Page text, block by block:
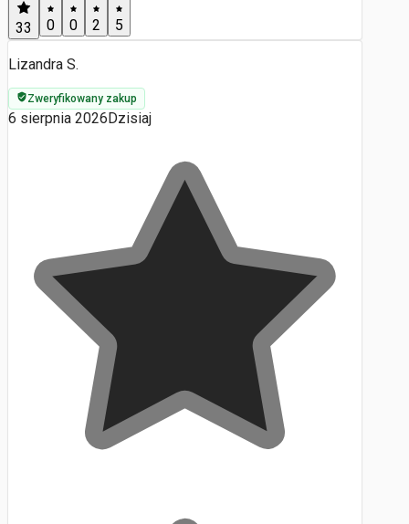
33
0
0
2
5
Lizandra S.
Zweryfikowany zakup
6 sierpnia 2026Dzisiaj